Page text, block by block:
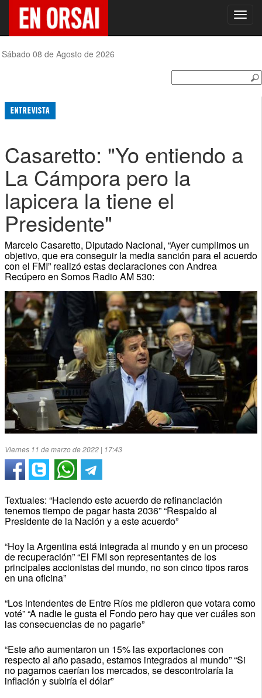
Sábado 08 de Agosto de 2026
ENTREVISTA
Casaretto: "Yo entiendo a
La Cámpora pero la
lapicera la tiene el
Presidente"
Marcelo Casaretto, Diputado Nacional, “Ayer cumplimos un
objetivo, que era conseguir la media sanción para el acuerdo
con el FMI” realizó estas declaraciones con Andrea
Recúpero en Somos Radio AM 530:
Viernes 11 de marzo de 2022 | 17:43
Textuales: “Haciendo este acuerdo de refinanciación
tenemos tiempo de pagar hasta 2036” “Respaldo al
Presidente de la Nación y a este acuerdo”
“Hoy la Argentina está integrada al mundo y en un proceso
de recuperación” “El FMI son representantes de los
principales accionistas del mundo, no son cinco tipos raros
en una oficina”
“Los intendentes de Entre Ríos me pidieron que votara como
voté” “A nadie le gusta el Fondo pero hay que ver cuáles son
las consecuencias de no pagarle”
“Este año aumentaron un 15% las exportaciones con
respecto al año pasado, estamos integrados al mundo” “Si
no pagamos caerían los mercados, se descontrolaría la
inflación y subiría el dólar”